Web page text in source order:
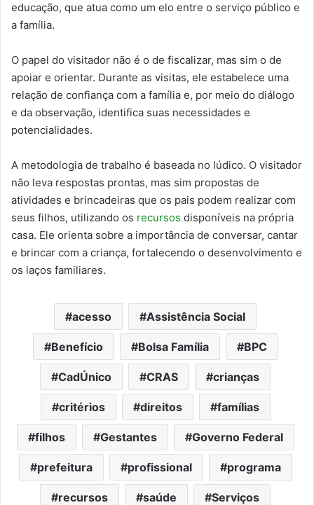
educação, que atua como um elo entre o serviço público e
a família.
O papel do visitador não é o de fiscalizar, mas sim o de
apoiar e orientar. Durante as visitas, ele estabelece uma
relação de confiança com a família e, por meio do diálogo
e da observação, identifica suas necessidades e
potencialidades.
A metodologia de trabalho é baseada no lúdico. O visitador
não leva respostas prontas, mas sim propostas de
atividades e brincadeiras que os pais podem realizar com
seus filhos, utilizando os recursos disponíveis na própria
casa. Ele orienta sobre a importância de conversar, cantar
e brincar com a criança, fortalecendo o desenvolvimento e
os laços familiares.
acesso Assistência Social
Benefício Bolsa Família BPC
CadÚnico CRAS crianças
critérios direitos famílias
filhos Gestantes Governo Federal
prefeitura profissional programa
recursos saúde Serviços